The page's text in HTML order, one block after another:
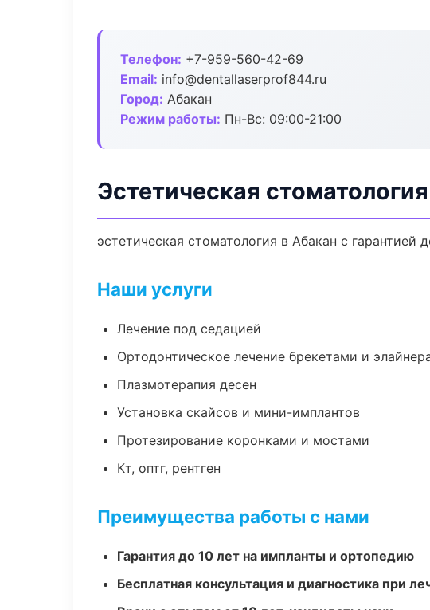
Телефон: +7-959-560-42-69
Email: info@dentallaserprof844.ru
Город: Абакан
Режим работы: Пн-Вс: 09:00-21:00
Эстетическая
эстетическая стоматология в Абакан с
Наши услуги
Лечение под седацией
Ортодонтическое лечение брекетами и
Плазмотерапия десен
Установка скайсов и мини-имплантов
Протезирование коронками и мостами
Кт, оптг, рентген
Преимущества работы с нами
Гарантия до 10 лет на импланты и ортопедию
Бесплатная консультация и диагностика при